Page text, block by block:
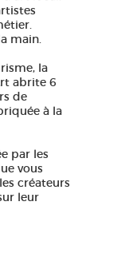
main.
la
abrite 6
de
à la
par les
vous
créateurs
leur